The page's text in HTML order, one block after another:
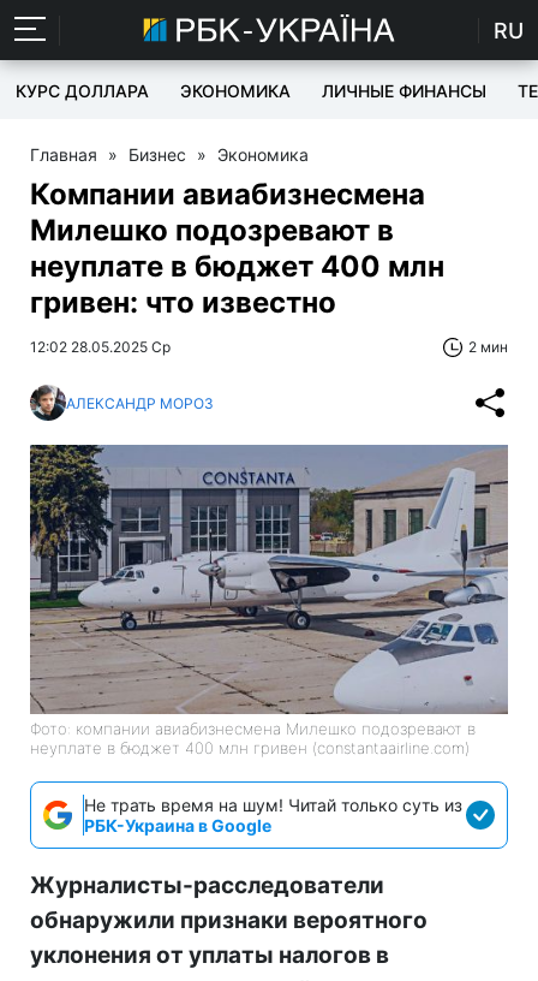
RU
КУРС ДОЛЛАРА ЭКОНОМИКА ЛИЧНЫЕ ФИНАНСЫ
Главная » Бизнес » Экономика
Компании авиабизнесмена
Милешко подозревают в
неуплате в бюджет 400 млн
гривен: что известно
12:02 28.05.2025 Ср 2 мин
АЛЕКСАНДР МОРОЗ
Фото: компании авиабизнесмена Милешко подозревают в
неуплате в бюджет 400 млн гривен (constantaairline.com)
Не трать время на шум! Читай только суть из
РБК-Украина в Google
Журналисты-расследователи
обнаружили признаки вероятного
уклонения от уплаты налогов в